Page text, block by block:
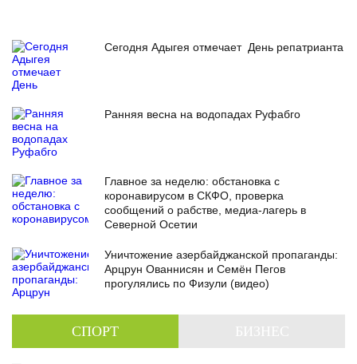
Сегодня Адыгея отмечает День репатрианта
Ранняя весна на водопадах Руфабго
Главное за неделю: обстановка с
коронавирусом в СКФО, проверка
сообщений о рабстве, медиа-лагерь в
Северной Осетии
Уничтожение азербайджанской пропаганды:
Арцрун Ованнисян и Семён Пегов
прогулялись по Физули (видео)
СПОРТ